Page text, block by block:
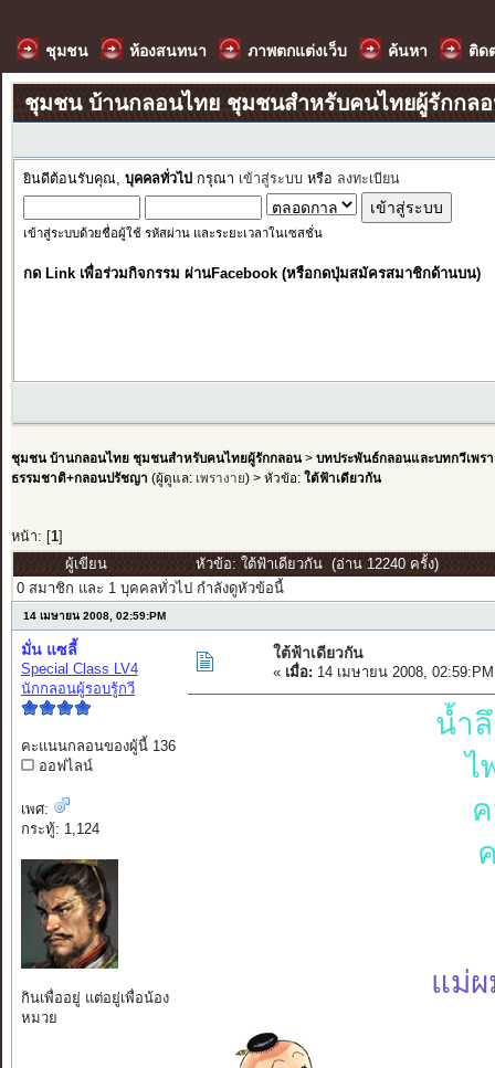
ชุมชน ห้องสนทนา ภาพตกแต่งเว็บ ค้นหา ติด
ชุมชน บ้านกลอนไทย ชุมชนสำหรับคนไทยผู้รักกล
ยินดีต้อนรับคุณ, บุคคลทั่วไป กรุณา เข้าสู่ระบบ หรือ ลงทะเบียน
เข้าสู่ระบบด้วยชื่อผู้ใช้ รหัสผ่าน และระยะเวลาในเซสชั่น
กด Link เพื่อร่วมกิจกรรม ผ่านFacebook (หรือกดปุ่มสมัครสมาชิกด้านบน)
ชุมชน บ้านกลอนไทย ชุมชนสำหรับคนไทยผู้รักกลอน> บทประพันธ์กลอนและบทกวีเพรา
ธรรมชาติ+กลอนปรัชญา (ผู้ดูแล: เพรางาย) > หัวข้อ: ใต้ฟ้าเดียวกัน
หน้า: [ 1]
ผู้เขียน
หัวข้อ: ใต้ฟ้าเดียวกัน (อ่าน 12240 ครั้ง)
0 สมาชิก และ 1 บุคคลทั่วไป กำลังดูหัวข้อนี้
14 เมษายน 2008, 02:59:PM
มั่น แซลี้
Special Class LV4
นักกลอนผู้รอบรู้กวี
คะแนนกลอนของผู้นี้ 136
ออฟไลน์
เพศ:
กระทู้: 1,124
กินเพื่ออยู่ แต่อยู่เพื่อน้อง
หมวย
ใต้ฟ้าเดียวกัน
« เมื่อ: 14 เมษายน 2008,
น้ำ
ไ
แม่